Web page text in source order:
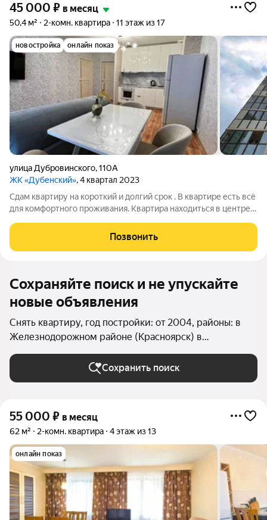
45 000 ₽ в месяц
50,4 м² 2-комн. квартира 11 этаж из 17
новостройка онлайн показ
улица Дубровинского,110А
ЖК «Дубенский», 4 квартал 2023
Сдам квартиру на короткий и долгий срок . В квартире есть всё
для комфортного проживания. Квартира находиться в центре
перешли и наслаждаемся видами и красотами.
Позвонить
Сохраняйте поиск и не упускайте
новые объявления
Снять квартиру, год постройки: от 2004, районы: в
Железнодорожном районе (Красноярск) в
Красноярске
Сохранить поиск
55 000 ₽ в месяц
62 м² 2-комн. квартира 4 этаж из 13
онлайн показ